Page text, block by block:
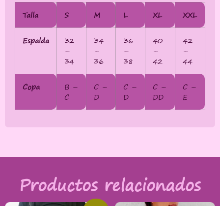
Talla S M L XL XXL
Espalda
32
–
34
34
–
36
36
–
38
40
–
42
42
–
44
Copa
B –
C
C –
D
C –
D
C –
DD
C –
E
Productos relacionados